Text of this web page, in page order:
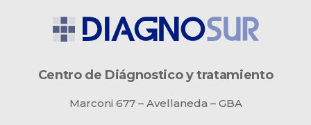
Centro de Diágnostico y tratamiento
Marconi 677 – Avellaneda – GBA